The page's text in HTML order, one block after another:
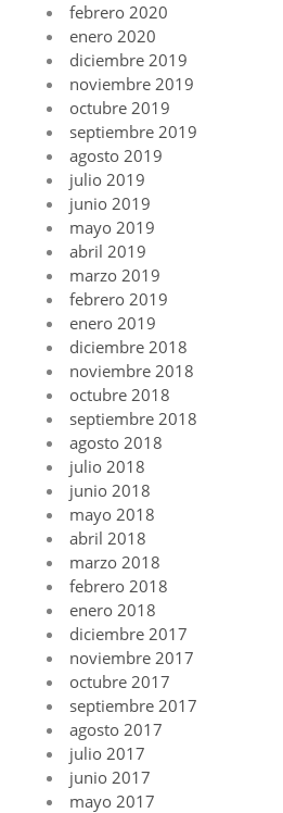
febrero 2020
enero 2020
diciembre 2019
noviembre 2019
octubre 2019
septiembre 2019
agosto 2019
julio 2019
junio 2019
mayo 2019
abril 2019
marzo 2019
febrero 2019
enero 2019
diciembre 2018
noviembre 2018
octubre 2018
septiembre 2018
agosto 2018
julio 2018
junio 2018
mayo 2018
abril 2018
marzo 2018
febrero 2018
enero 2018
diciembre 2017
noviembre 2017
octubre 2017
septiembre 2017
agosto 2017
julio 2017
junio 2017
mayo 2017